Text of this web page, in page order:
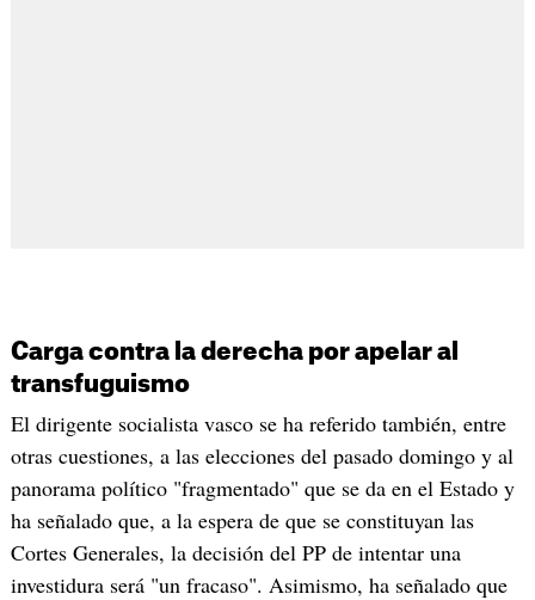
Carga contra la derecha por apelar al
transfuguismo
El dirigente socialista vasco se ha referido también, entre
otras cuestiones, a las elecciones del pasado domingo y al
panorama político "fragmentado" que se da en el Estado y
ha señalado que, a la espera de que se constituyan las
Cortes Generales, la decisión del PP de intentar una
investidura será "un fracaso". Asimismo, ha señalado que